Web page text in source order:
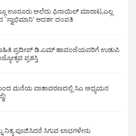
ಊರೂರು ಅಲೆದು ಫಿನಾಯಿಲ್ ಮಾರಾಟ,ಎಲ್ಲ
`ಸ್ವಾಭಿಮಾನಿ' ಆದರ್ಶ ದಂಪತಿ
ಪ್ರದೀಪ್ ಡಿ.ಎಮ್ ಹಾವಂಜೆಯವರಿಗೆ ಉಡುಪಿ
ಪ್ರಶಸ್ತಿ
ಮನೆಯ ವಾತಾವರಣದಲ್ಲಿ ಸಿಎ ಅಧ್ಯಯನ
ನಿತ್ಯ ಪೂಜಿಸಿದರೆ ಸಿಗುವ ಲಾಭಗಳೇನು